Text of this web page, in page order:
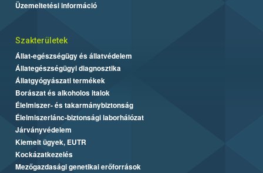
Üzemeltetési információ
Szakterületek
Állat-egészségügy és állatvédelem
Állategészségügyi diagnosztika
Állatgyógyászati termékek
Borászat és alkoholos italok
Élelmiszer- és takarmánybiztonság
Élelmiszerlánc-biztonsági laborhálózat
Járványvédelem
Kiemelt ügyek, EUTR
Kockázatkezelés
Mezőgazdasági genetikai erőforrások